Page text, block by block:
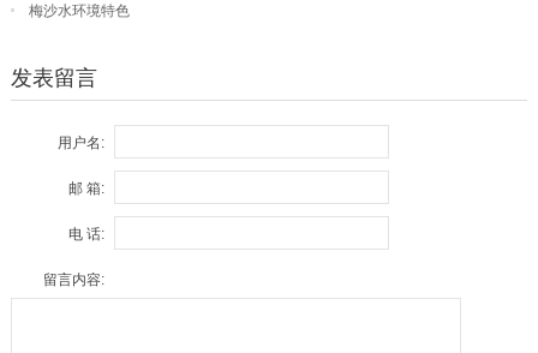
梅沙水环境特色
发表留言
用户名:
邮 箱:
电 话:
留言内容: